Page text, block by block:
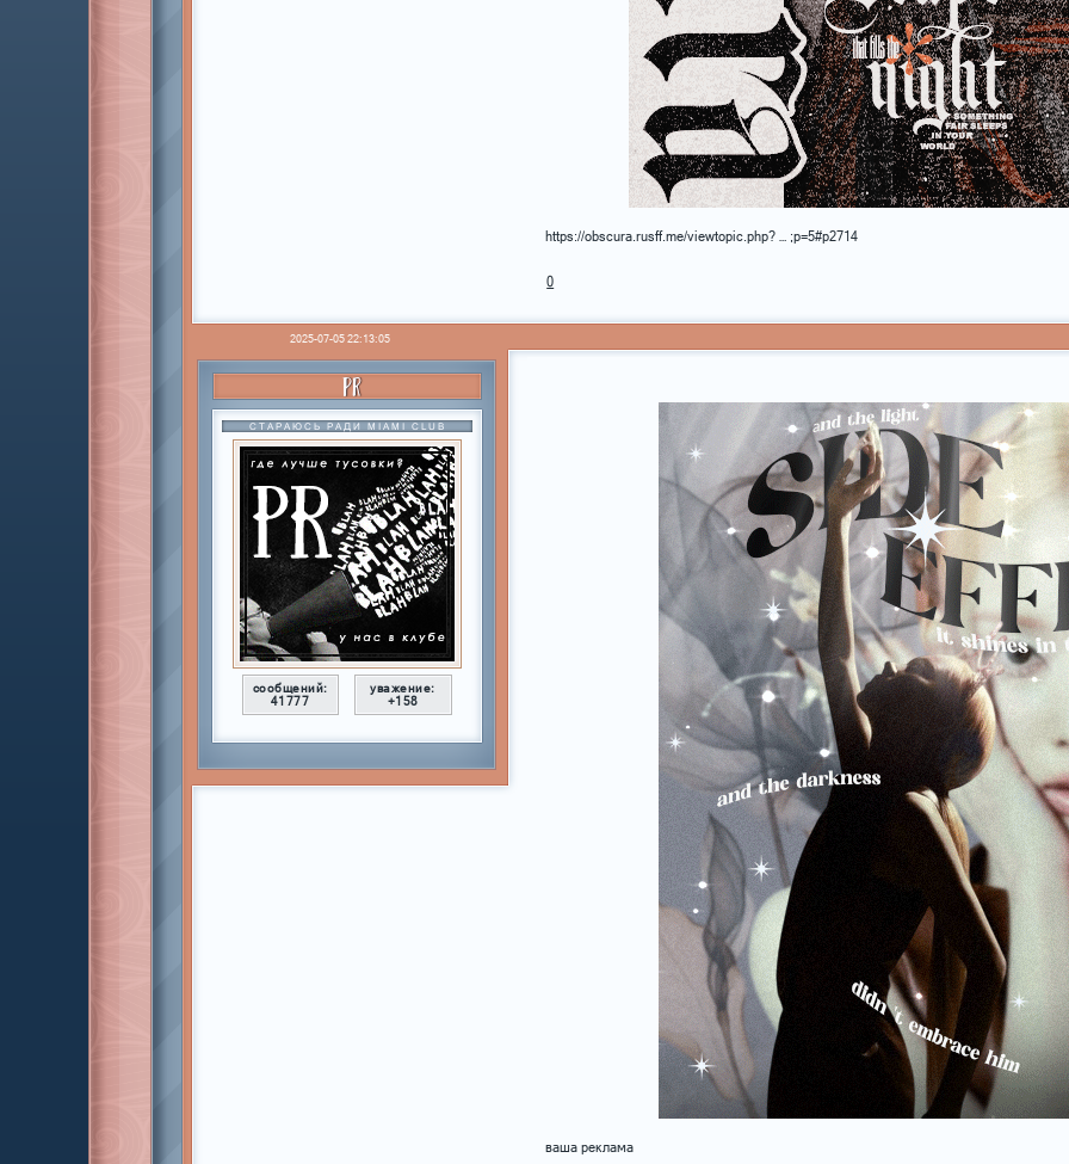
https://obscura.rusff.me/viewtopic.php? … ;p=5#p2714
0
2025-07-05 22:13:05
PR
СТАРАЮСЬ РАДИ MIAMI CLUB
сообщений:
41777
уважение:
+158
ваша реклама